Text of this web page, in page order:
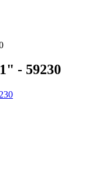
- 59230